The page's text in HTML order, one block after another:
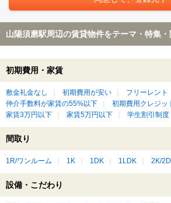
山陽須磨駅周辺の賃貸物件をテーマ・特集
初期費用・家賃
敷金礼金なし 初期費用が安い フリーレント
仲介手数料が家賃の55%以下
初期費用クレジッ
家賃3万円以下
家賃5万円以下 学生割引制度
間取り
1R/ワンルーム 1K 1DK 1LDK 2K/
設備・こだわり